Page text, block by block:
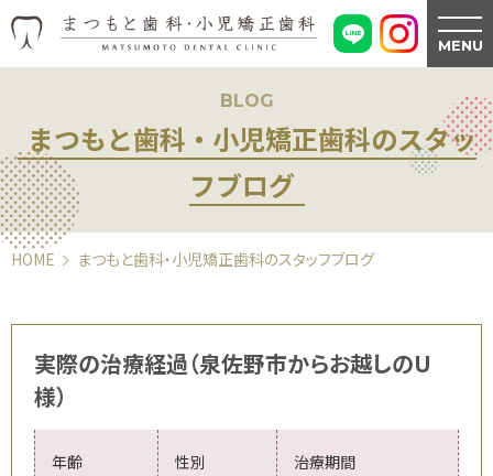
MENU
BLOG
まつもと歯科・小児矯正歯科のスタッ
フブログ
HOME まつもと歯科・小児矯正歯科のスタッフブログ
実際の治療経過（泉佐野市からお越しのU
様）
年齢 性別 治療期間